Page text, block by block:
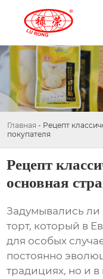
Главная - Рецепт
покупателя
Рецепт
основная
Задумывались ли
торт, который в
для особых
постоянно
традициях, но и